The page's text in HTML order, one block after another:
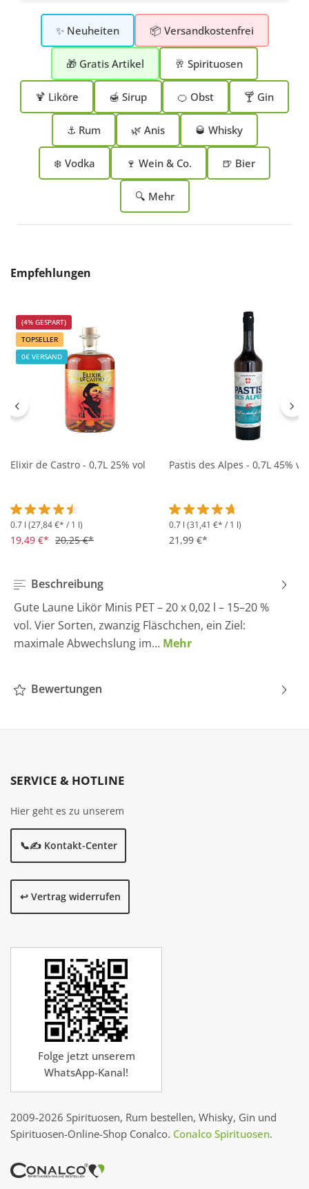
✨ Neuheiten 📦 Versandkostenfrei
🎁 Gratis Artikel 🥂 Spirituosen
🍹 Liköre 🍯 Sirup 🍊 Obst 🍸 Gin
⚓ Rum 🌿 Anis 🥃 Whisky
❄️ Vodka 🍷 Wein & Co. 🍺 Bier
🔍 Mehr
Produktgalerie überspringen
Empfehlungen
(4% GESPART)
TOPSELLER
0€ VERSAND
Elixir de Castro - 0,7L 25% vol
Durchschnittliche Bewertung von 4.5 von 5 Sternen
0.7 l (27,84 €* / 1 l)
19,49 €* 20,25 €*
Pastis des Alpes - 0,7L 45% vol
Durchschnittliche
0.7 l (31,41 €* / 1 l)
21,99 €*
Beschreibung
Gute Laune Likör Minis PET – 20 x 0,02 l – 15–20 %
vol. Vier Sorten, zwanzig Fläschchen, ein Ziel:
maximale Abwechslung im… Mehr
Bewertungen
SERVICE & HOTLINE
Hier geht es zu unserem
📞✍️ Kontakt-Center
↩️ Vertrag widerrufen
Folge jetzt unserem
WhatsApp-Kanal!
2009-2026 Spirituosen, Rum bestellen, Whisky, Gin und
Spirituosen-Online-Shop Conalco. Conalco Spirituosen.